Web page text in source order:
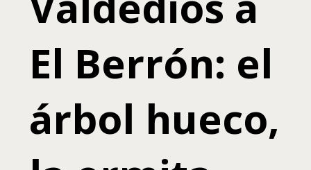
El Berrón: el
árbol hueco,